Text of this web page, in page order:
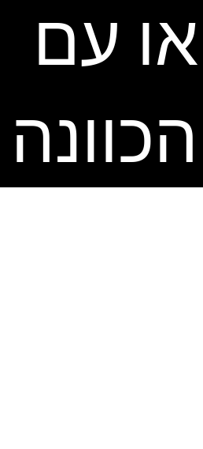
או עם
הכוונה